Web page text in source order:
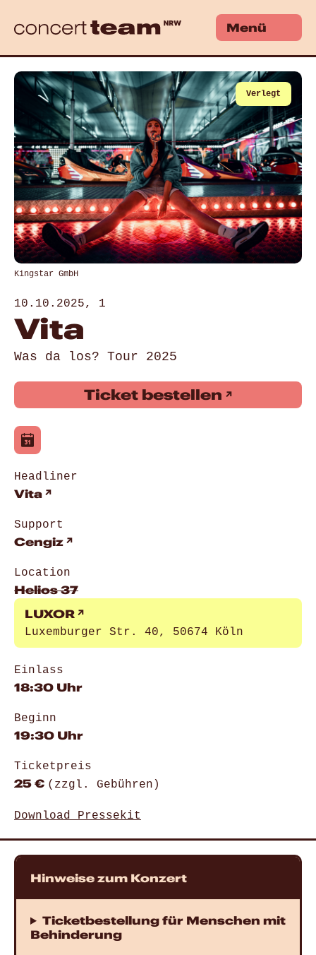
Menü
Verlegt
Kingstar GmbH
10.10.2025, 1
Vita
Was da los? Tour 2025
Ticket bestellen
Headliner
Vita
Support
Cengiz
Location
Helios 37
LUXOR
Luxemburger Str. 40, 50674 Köln
Einlass
18:30 Uhr
Beginn
19:30 Uhr
Ticketpreis
25 € (zzgl. Gebühren)
Download Pressekit
Hinweise zum Konzert
Ticketbestellung für Menschen mit
Behinderung